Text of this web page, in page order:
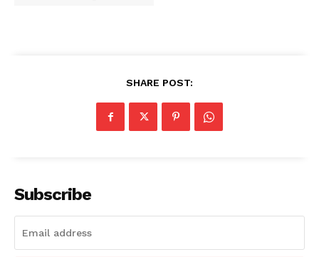
SHARE POST:
Subscribe